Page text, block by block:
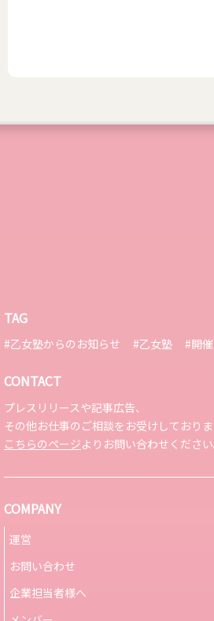
TAG
#乙女塾からのお知らせ #乙女塾 #開
CONTACT
プレスリリースや記事広告、
その他お仕事のご相談をお受けしておりま
こちらのページよりお問い合わせください
COMPANY
運営
お問い合わせ
企業担当者様へ